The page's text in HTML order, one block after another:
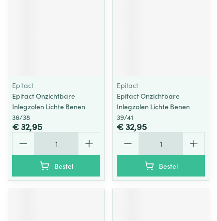
Epitact
Epitact Onzichtbare
Inlegzolen Lichte Benen
36/38
€ 32,95
Bestel
Epitact
Epitact Onzichtbare
Inlegzolen Lichte Benen
39/41
€ 32,95
Bestel